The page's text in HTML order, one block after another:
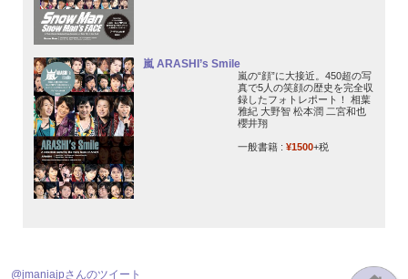
嵐 ARASHI’s Smile
嵐の“顔”に大接近。450超の写
真で5人の笑顔の歴史を完全収
録したフォトレポート！ 相葉
雅紀 大野智 松本潤 二宮和也
櫻井翔
一般書籍 : ¥1500+税
@jmaniajpさんのツイート